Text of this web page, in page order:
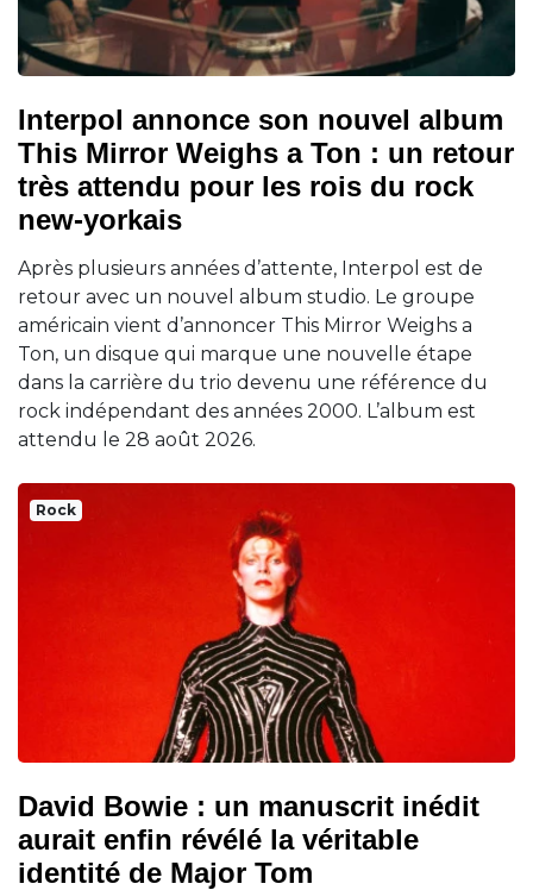
Interpol annonce son nouvel album
This Mirror Weighs a Ton : un retour
très attendu pour les rois du rock
new-yorkais
Après plusieurs années d’attente, Interpol est de
retour avec un nouvel album studio. Le groupe
américain vient d’annoncer This Mirror Weighs a
Ton, un disque qui marque une nouvelle étape
dans la carrière du trio devenu une référence du
rock indépendant des années 2000. L’album est
attendu le 28 août 2026.
Rock
David Bowie : un manuscrit inédit
aurait enfin révélé la véritable
identité de Major Tom